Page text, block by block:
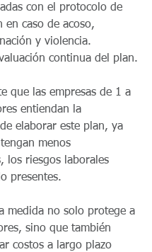
con el protocolo de
en caso de acoso,
y violencia.
continua del plan.
que las empresas de 1 a
entiendan la
elaborar este plan, ya
menos
los riesgos laborales
presentes.
medida no solo protege a
sino que también
costos a largo plazo